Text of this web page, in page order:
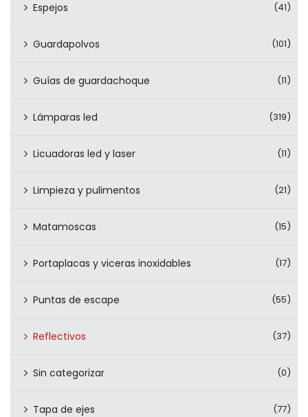
Espejos (41)
Guardapolvos (101)
Guías de guardachoque (11)
Lámparas led (319)
Licuadoras led y laser (11)
Limpieza y pulimentos (21)
Matamoscas (15)
Portaplacas y viceras inoxidables (17)
Puntas de escape (55)
Reflectivos (37)
Sin categorizar (0)
Tapa de ejes (77)